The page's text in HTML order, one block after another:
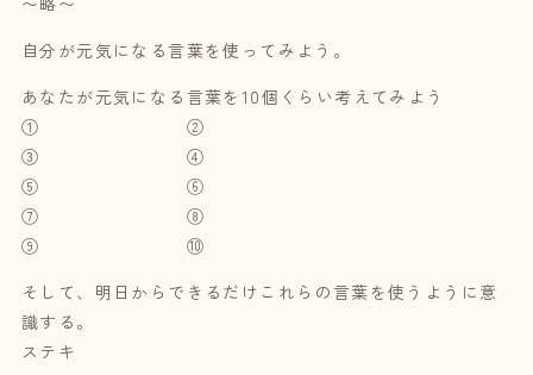
自分が元気になる言葉を使ってみよう。
あなたが元気になる言葉を10個くらい考えてみよう
① ②
③ ④
⑤ ⑥
⑦ ⑧
⑨ ⑩
そして、明日からできるだけこれらの言葉を使うように意
識する。
ステキ